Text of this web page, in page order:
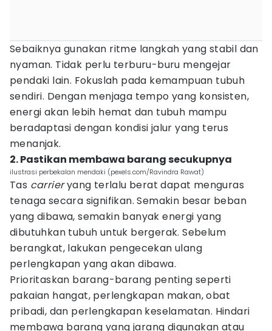
Sebaiknya gunakan ritme langkah yang stabil dan
nyaman. Tidak perlu terburu-buru mengejar
pendaki lain. Fokuslah pada kemampuan tubuh
sendiri. Dengan menjaga tempo yang konsisten,
energi akan lebih hemat dan tubuh mampu
beradaptasi dengan kondisi jalur yang terus
menanjak.
2. Pastikan membawa barang secukupnya
ilustrasi perbekalan mendaki (pexels.com/Ravindra Rawat)
Tas carrieryang terlalu berat dapat menguras
tenaga secara signifikan. Semakin besar beban
yang dibawa, semakin banyak energi yang
dibutuhkan tubuh untuk bergerak. Sebelum
berangkat, lakukan pengecekan ulang
perlengkapan yang akan dibawa.
Prioritaskan barang-barang penting seperti
pakaian hangat, perlengkapan makan, obat
pribadi, dan perlengkapan keselamatan. Hindari
membawa barang yang jarang digunakan atau